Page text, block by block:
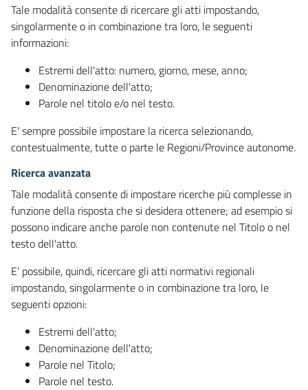
Tale modalità consente di ricercare gli atti impostando,
singolarmente o in combinazione tra loro, le seguenti
informazioni:
Estremi dell'atto: numero, giorno, mese, anno;
Denominazione dell'atto;
Parole nel titolo e/o nel testo.
E' sempre possibile impostare la ricerca selezionando,
contestualmente, tutte o parte le Regioni/Province autonome.
Ricerca avanzata
Tale modalità consente di impostare ricerche più complesse in
funzione della risposta che si desidera ottenere; ad esempio si
possono indicare anche parole non contenute nel Titolo o nel
testo dell'atto.
E' possibile, quindi, ricercare gli atti normativi regionali
impostando, singolarmente o in combinazione tra loro, le
seguenti opzioni:
Estremi dell'atto;
Denominazione dell'atto;
Parole nel Titolo;
Parole nel testo.